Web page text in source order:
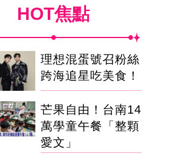
HOT焦點
理想混蛋號召粉絲
跨海追星吃美食！
芒果自由！台南14
萬學童午餐「整顆
愛文」